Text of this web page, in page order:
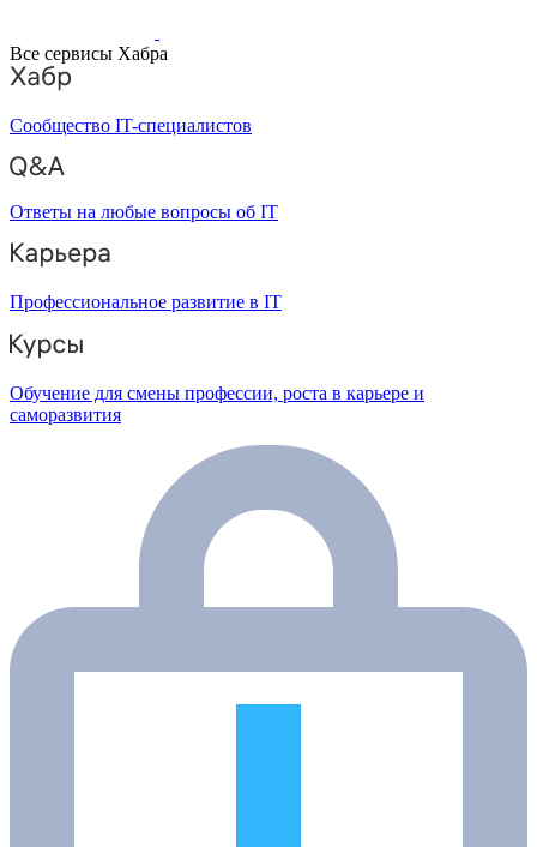
Все сервисы Хабра
Сообщество IT-специалистов
Ответы на любые вопросы об IT
Профессиональное развитие в IT
Обучение для смены профессии, роста в карьере и
саморазвития